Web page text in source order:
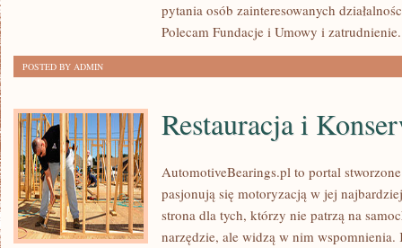
pytania osób zainteresowanych
Polecam Fundacje i Umowy i
POSTED BY ADMIN
Restauracja i
AutomotiveBearings.pl to portal
pasjonują się motoryzacją w jej
strona dla tych, którzy nie patrzą na
narzędzie, ale widzą w nim